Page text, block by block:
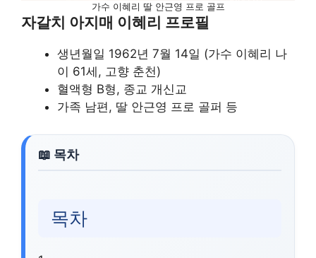
가수 이혜리 딸 안근영 프로 골프
자갈치 아지매 이혜리 프로필
생년월일 1962년 7월 14일 (가수 이혜리 나
이 61세, 고향 춘천)
혈액형 B형, 종교 개신교
가족 남편, 딸 안근영 프로 골퍼 등
목차